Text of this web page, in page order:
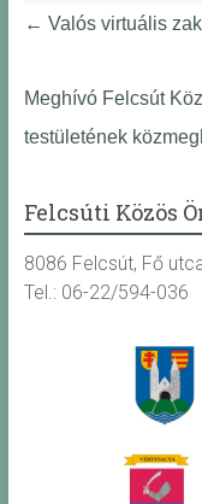
← Valós virtuális
Meghívó Felcsút
testületének
Felcsúti Közös
8086 Felcsút, Fő
Tel.: 06-22/594-036